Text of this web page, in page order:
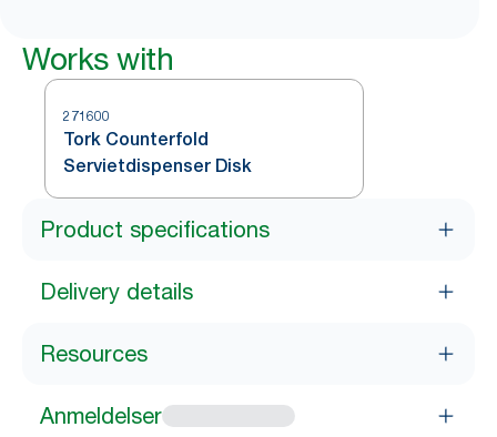
Works with
271600
Tork Counterfold
Servietdispenser Disk
Product specifications
Delivery details
Resources
Anmeldelser